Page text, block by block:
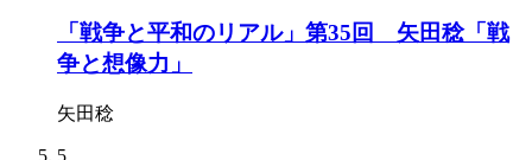
「戦争と平和のリアル」第35回 矢田稔「戦
争と想像力」
矢田稔
5